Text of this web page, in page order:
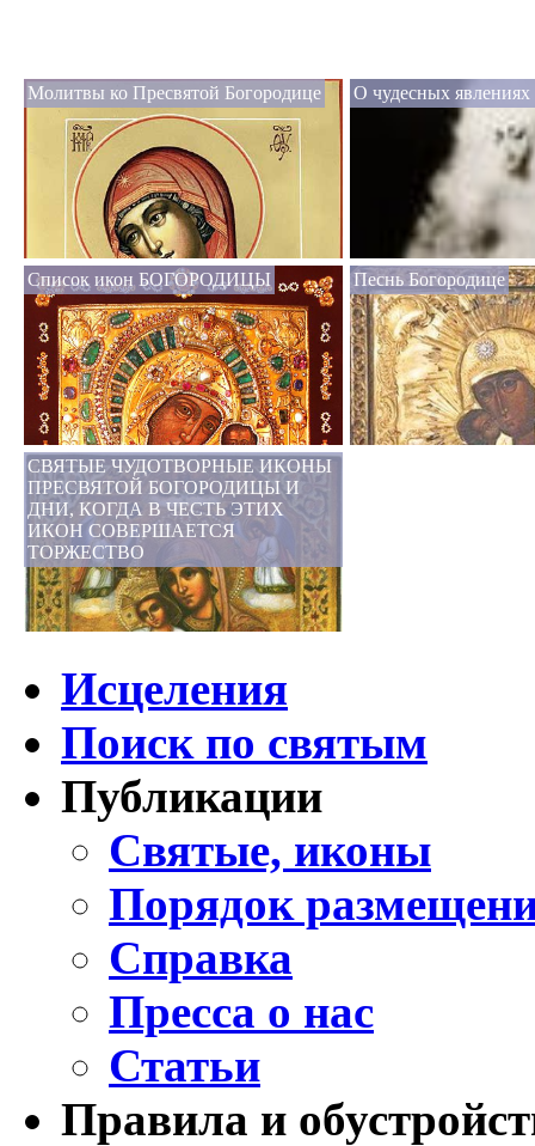
Молитвы ко Пресвятой Богородице О чудесных
Список икон БОГОРОДИЦЫ Песнь Богородице
СВЯТЫЕ ЧУДОТВОРНЫЕ ИКОНЫ
ПРЕСВЯТОЙ БОГОРОДИЦЫ И
ДНИ, КОГДА В ЧЕСТЬ ЭТИХ
ИКОН СОВЕРШАЕТСЯ
ТОРЖЕСТВО
Исцеления
Поиск по святым
Публикации
Святые, иконы
Порядок
Справка
Пресса о нас
Статьи
Правила и